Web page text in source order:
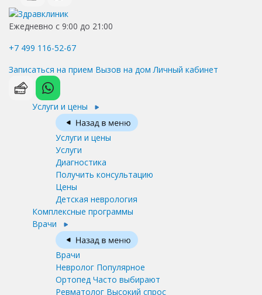
Ежедневно с 9:00 до 21:00
+7 499 116-52-67
Записаться на прием Вызов на дом Личный кабинет
Услуги и цены
Услуги и цены
Услуги
Диагностика
Получить консультацию
Цены
Детская неврология
Комплексные программы
Врачи
Врачи
Невролог Популярное
Ортопед Часто выбирают
Ревматолог Высокий спрос